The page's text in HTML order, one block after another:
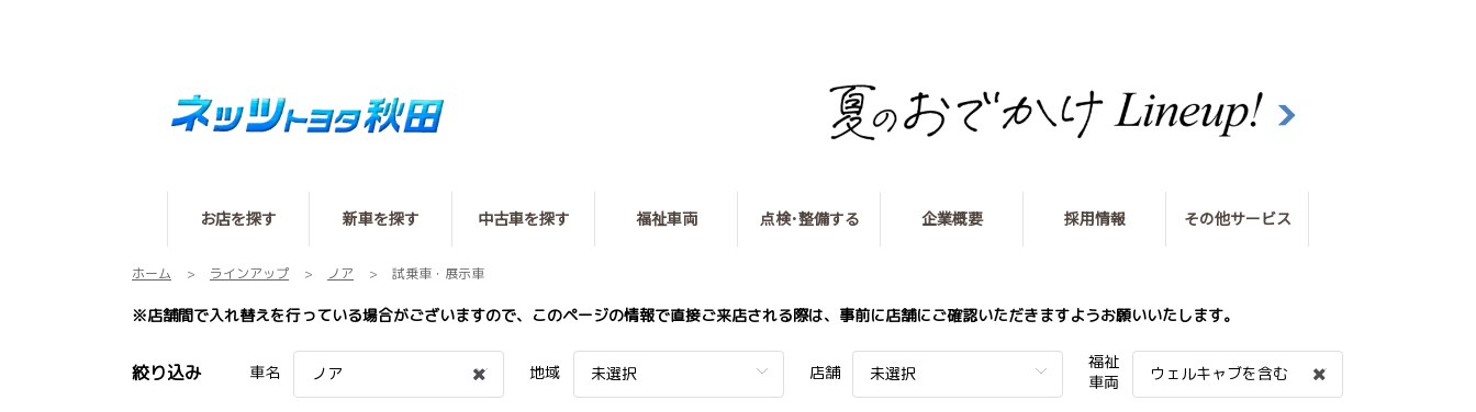
お店を探す 新車を探す 中古車を探す 福祉車両 点検･整備する 企業概要 採用情報 その他サービス
ホーム ラインアップ ノア 試乗車・展示車
※店舗間で入れ替えを行っている場合がございますので、このページの情報で直接ご来店される際は、事前に店舗にご確認いただきますようお願いいたします。
絞り込み 車名 ノア 地域 未選択 店舗 未選択
福祉
車両
ウェルキャブを含む